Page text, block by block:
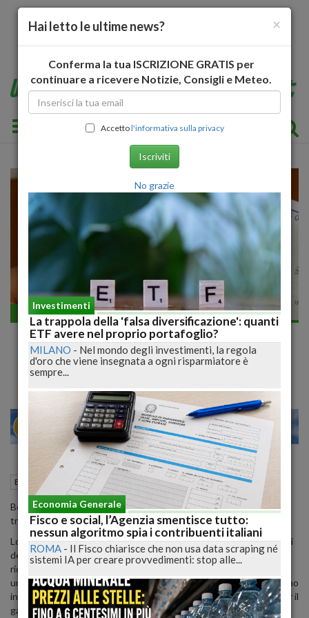
Toggle navigation
Economia generale
Bollette gas e luce tariffe in ribasso nel
mese di aprile
MILANO 20 26
Economia generale Roma (RM) 26 Marzo 2020 19:11
Bollette dell'elettricità e del gas in forte ribasso nel secondo
trimestre 2020.
Lo annuncia l'Arera, spiegando che "le perduranti basse quotazioni
delle materie prime nei mercati all'ingrosso, legate ad una decisa
riduzione dei consumi anche a causa dell'emergenza COVID-19, e
una sostanziale stabilità nel fabbisogno degli oneri generali portano
infatti ad una riduzione del -18,3% per l'elettricità e del -13,5% per il
gas per la famiglia tipo1 in tutela".
×
Hai letto le ultime news?
Conferma la tua ISCRIZIONE GRATIS per
continuare a ricevere Notizie, Consigli e Meteo.
Accettol'informativa sulla privacy
Iscriviti
No grazie
Investimenti
La trappola della 'falsa diversificazione': quanti
ETF avere nel proprio portafoglio?
MILANO - Nel mondo degli investimenti, la regola
d'oro che viene insegnata a ogni risparmiatore è
sempre...
Economia Generale
Fisco e social, l’Agenzia smentisce tutto:
nessun algoritmo spia i contribuenti italiani
ROMA - Il Fisco chiarisce che non usa data scraping né
sistemi IA per creare provvedimenti: stop alle...